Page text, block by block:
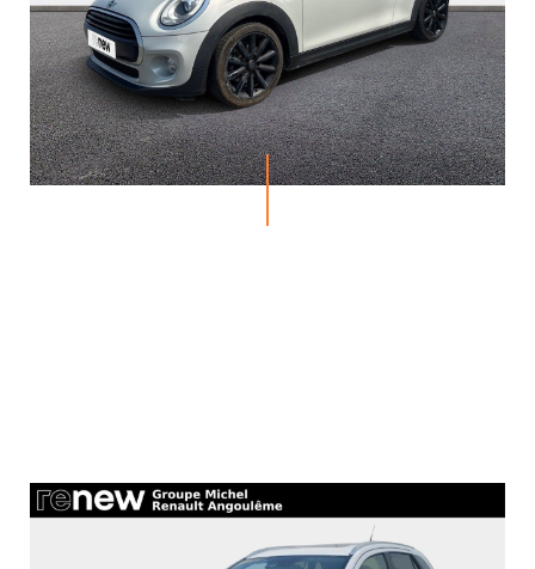
ACTUALITÉS